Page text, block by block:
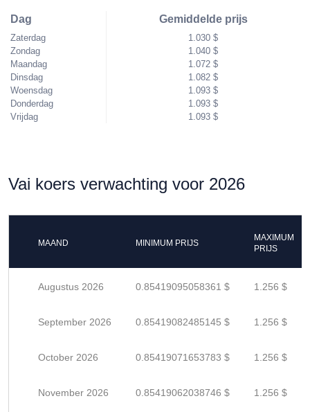
Dag
Zaterdag
Zondag
Maandag
Dinsdag
Woensdag
Donderdag
Vrijdag
Gemiddelde prijs
1.030 $
1.040 $
1.072 $
1.082 $
1.093 $
1.093 $
1.093 $
Vai koers verwachting voor 2026
MAAND MINIMUM PRIJS
MAXIMUM
PRIJS
Augustus 2026 0.85419095058361 $ 1.256 $
September 2026 0.85419082485145 $ 1.256 $
October 2026 0.85419071653783 $ 1.256 $
November 2026 0.85419062038746 $ 1.256 $